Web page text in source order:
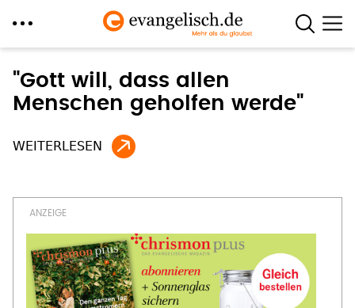
zum
Inhalt
"Gott will, dass allen
Menschen geholfen werde"